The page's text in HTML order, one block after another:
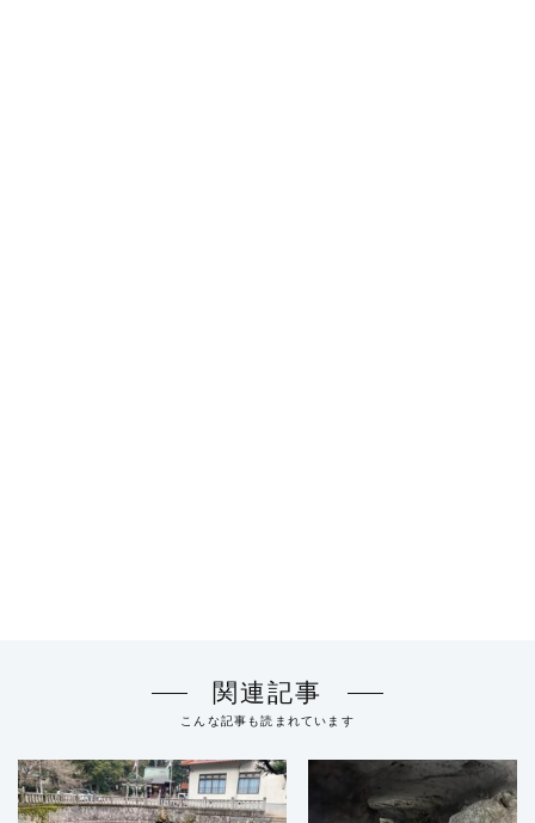
関連記事
こんな記事も読まれています